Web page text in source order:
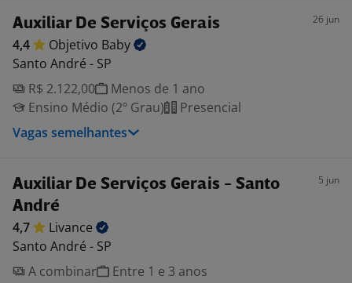
Auxiliar De Serviços Gerais 26 jun
4,4 Objetivo Baby
Santo André - SP
R$ 2.122,00
Menos de 1 ano
Ensino Médio (2º Grau)
Presencial
Vagas semelhantes
Auxiliar De Serviços Gerais - Santo
André
5 jun
4,7
Livance
Santo André - SP
A combinar
Entre 1 e 3 anos